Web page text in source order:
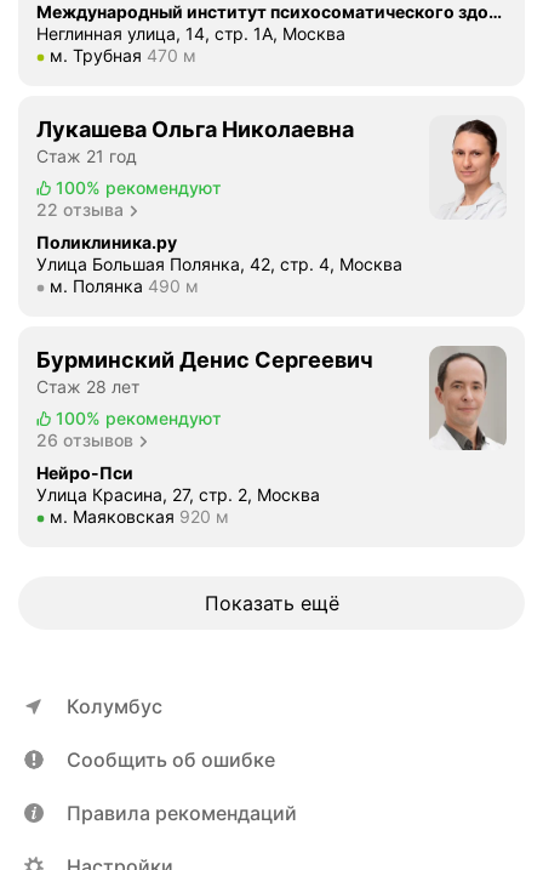
Международный институт психосоматического здоровья
Неглинная улица, 14, стр. 1А, Москва
Метро м. Трубная Расстояние 470 м
м. Трубная 470 м
Лукашева Ольга Николаевна
Стаж 21 год
100% рекомендуют
22 отзыва
Поликлиника.ру
Улица Большая Полянка, 42, стр. 4, Москва
Метро м. Полянка Расстояние 490 м
м. Полянка 490 м
Бурминский Денис Сергеевич
Стаж 28 лет
100% рекомендуют
26 отзывов
Нейро-Пси
Улица Красина, 27, стр. 2, Москва
Метро м. Маяковская Расстояние 920 м
м. Маяковская 920 м
Показать ещё
Колумбус
Сообщить об ошибке
Правила рекомендаций